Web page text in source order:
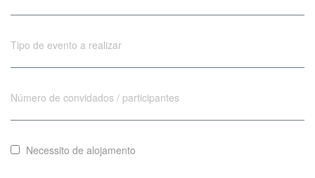
Necessito de alojamento